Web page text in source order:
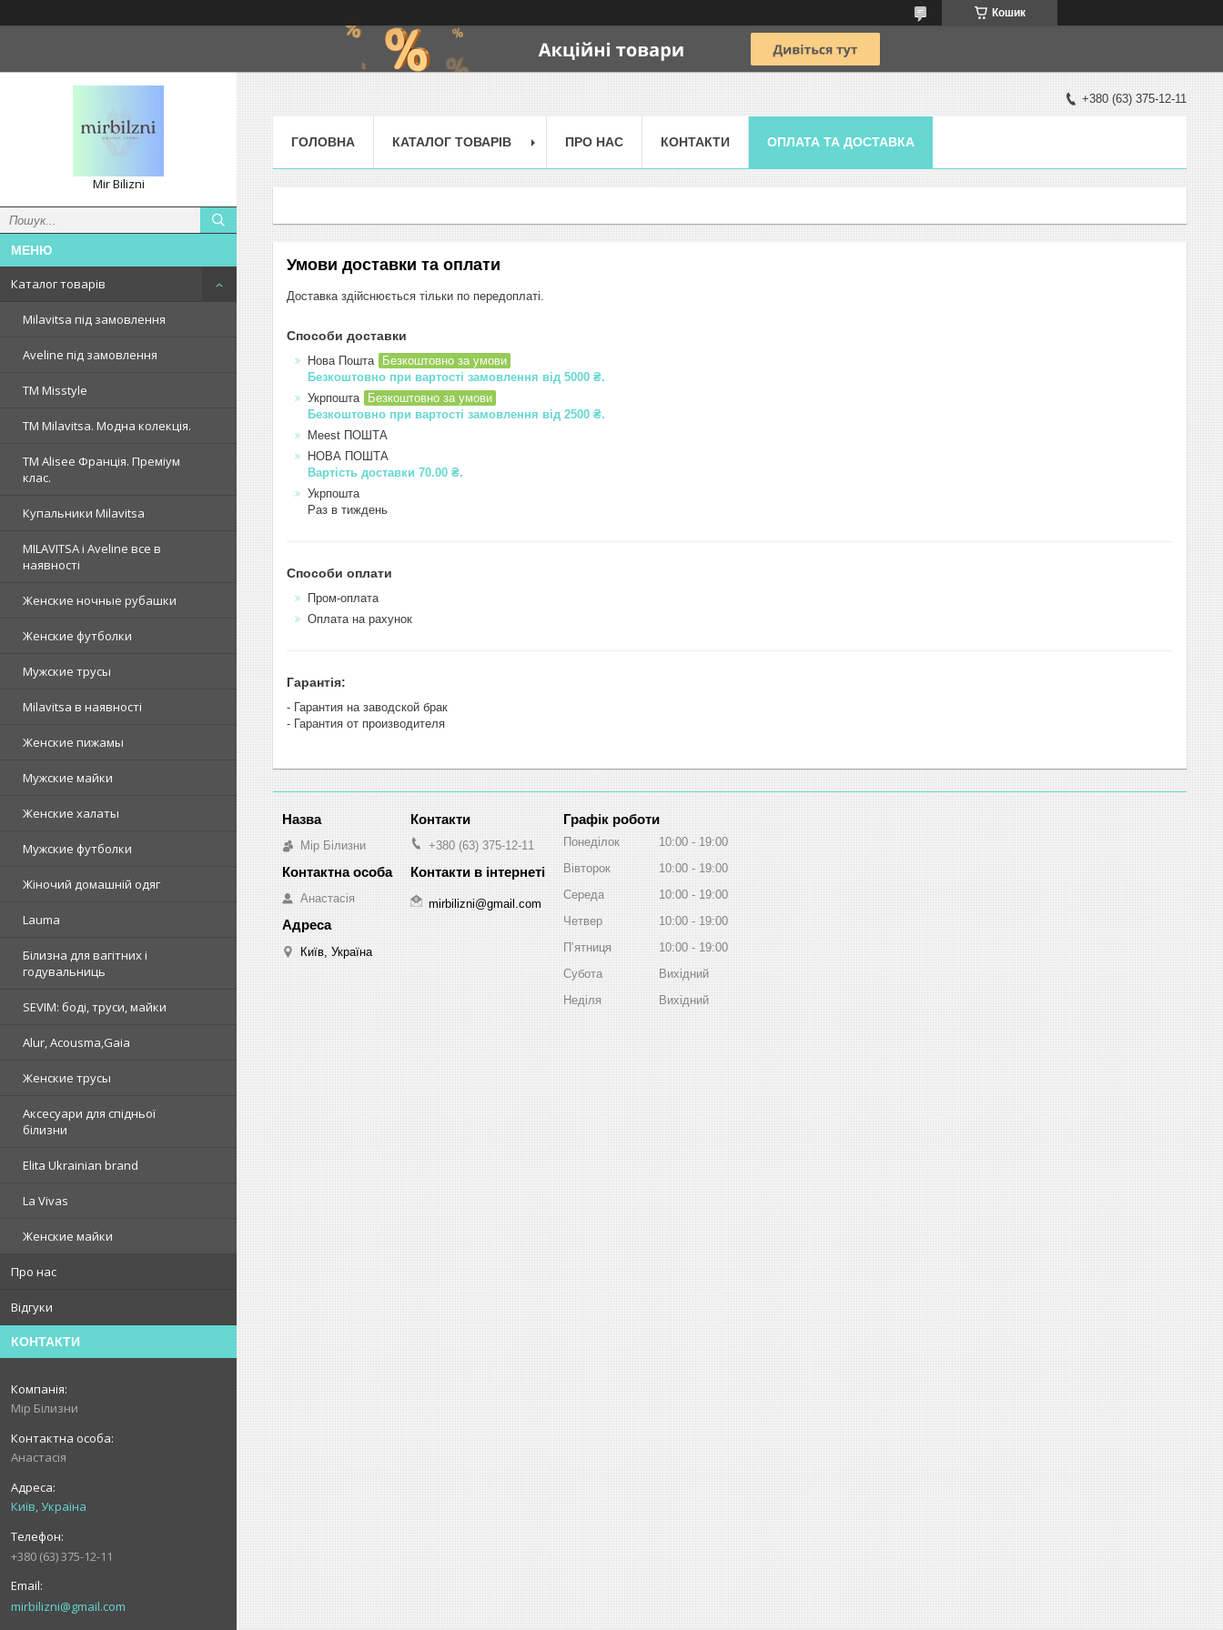
Кошик
Mir Bilizni
Каталог товарів
Milavitsa під замовлення
Aveline під замовлення
TM Misstyle
ТМ Milavitsa. Модна колекція.
TM Alisee Франція. Преміум
клас.
Купальники Milavitsa
MILAVITSA і Aveline все в
наявності
Женские ночные рубашки
Женские футболки
Мужские трусы
Milavitsa в наявності
Женские пижамы
Мужские майки
Женские халаты
Мужские футболки
Жіночий домашній одяг
Lauma
Білизна для вагітних і
годувальниць
SEVIM: боді, труси, майки
Alur, Acousma,Gaia
Женские трусы
Аксесуари для спідньої
білизни
Elita Ukrainian brand
La Vivas
Женские майки
Про нас
Відгуки
КОНТАКТИ
Мір Білизни
Анастасія
Київ, Україна
+380 (63) 375-12-11
mirbilizni@gmail.com
+380 (63) 375-12-11
ГОЛОВНА КАТАЛОГ ТОВАРІВ ПРО НАС КОНТАКТИ ОПЛАТА ТА ДОСТАВКА
Умови доставки та оплати
Доставка здійснюється тільки по передоплаті.
Способи доставки
Нова Пошта
Безкоштовно за умови
Безкоштовно при вартості замовлення від 5000 ₴.
Укрпошта
Безкоштовно за умови
Безкоштовно при вартості замовлення від 2500 ₴.
Meest ПОШТА
НОВА ПОШТА
Вартість доставки 70.00 ₴.
Укрпошта
Раз в тиждень
Способи оплати
Пром-оплата
Оплата на рахунок
Гарантія:
- Гарантия на заводской брак
- Гарантия от производителя
Мір Білизни
Анастасія
Київ, Україна
+380 (63) 375-12-11
mirbilizni@gmail.com
Графік роботи
Понеділок 10:00
19:00
Вівторок
10:00
19:00
Середа
10:00
19:00
Четвер
10:00
19:00
Пʼятниця
10:00
19:00
Субота
Вихідний
Неділя
Вихідний